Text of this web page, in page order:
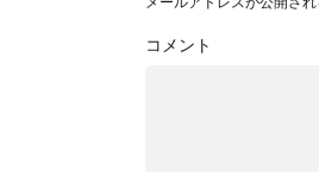
コメント